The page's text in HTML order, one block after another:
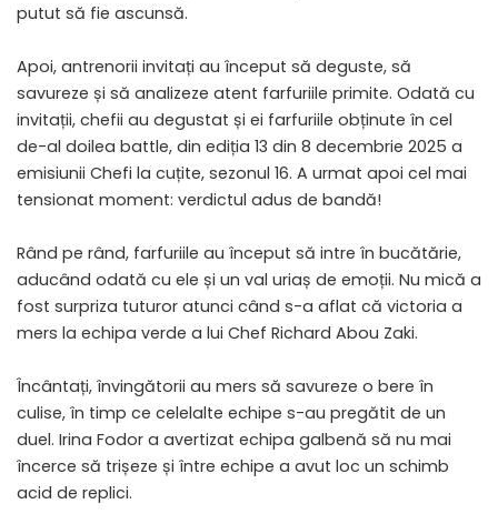
putut să fie ascunsă.
Apoi, antrenorii invitați au început să deguste, să
savureze și să analizeze atent farfuriile primite. Odată cu
invitații, chefii au degustat și ei farfuriile obținute în cel
de-al doilea battle, din ediția 13 din 8 decembrie 2025 a
emisiunii Chefi la cuțite, sezonul 16. A urmat apoi cel mai
tensionat moment: verdictul adus de bandă!
Rând pe rând, farfuriile au început să intre în bucătărie,
aducând odată cu ele și un val uriaș de emoții. Nu mică a
fost surpriza tuturor atunci când s-a aflat că victoria a
mers la echipa verde a lui Chef Richard Abou Zaki.
Încântați, învingătorii au mers să savureze o bere în
culise, în timp ce celelalte echipe s-au pregătit de un
duel. Irina Fodor a avertizat echipa galbenă să nu mai
încerce să trișeze și între echipe a avut loc un schimb
acid de replici.